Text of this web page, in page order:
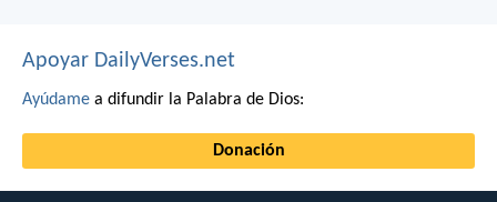
Apoyar DailyVerses.net
Ayúdame a difundir la Palabra de Dios:
Donación